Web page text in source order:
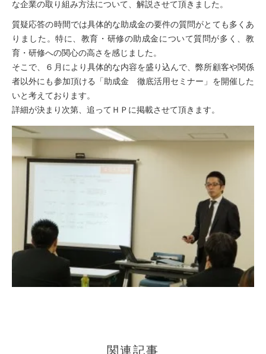
な企業の取り組み方法について、解説させて頂きました。
質疑応答の時間では具体的な助成金の要件の質問がとても多くあ
りました。特に、教育・研修の助成金について質問が多く、教
育・研修への関心の高さを感じました。
そこで、６月により具体的な内容を盛り込んで、弊所顧客や関係
者以外にも参加頂ける「助成金 徹底活用セミナー」を開催した
いと考えております。
詳細が決まり次第、追ってＨＰに掲載させて頂きます。
関連記事